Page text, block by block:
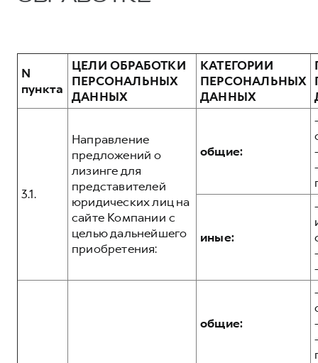
N
пункта
ЦЕЛИ ОБРАБОТКИ
ПЕРСОНАЛЬНЫХ
ДАННЫХ
КАТЕГОРИИ
ПЕРСОНАЛЬНЫХ
ДАННЫХ
3.1.
Направление
предложений о
лизинге для
представителей
юридических лиц на
сайте Компании с
целью дальнейшего
приобретения:
общие:
иные:
общие: